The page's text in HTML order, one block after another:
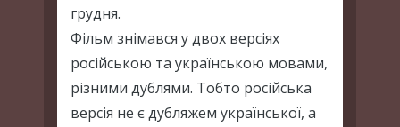
грудня.
Фільм знімався у двох версіях
російською та українською мовами,
різними дублями. Тобто російська
версія не є дубляжем української, а